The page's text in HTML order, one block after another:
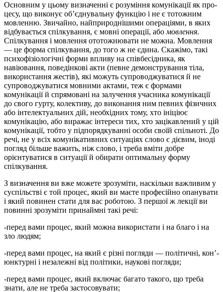
Основним у цьому визначенні є розуміння комунікації як про­
цесу, що виконує об’єднувальну функцію і не є тотож­­­ним
мовлен­ню. Звичайно, найприроднішими операціями, в яких
відбувається спілкування, є мовні операції, абомовлення.
Спілкування і мов­лен­ня ототож­нювати не можна. Мовлення
— це форма спілкуван­ня, до того ж не єдина. Скажімо, такі
психофізіологічні форми впливу на співбесідника, як
навіювання, поведінкові акти (певне демонстрування тіла,
використання жестів), які можуть супрово­джуватися й не
супроводжуватися мовними актами, теж є форма­ми
комунікації й спрямовані на залучення учасника комунікації
до свого гурту, колективу, до виконання ним певних фізичних
або ін­те­лек­туальних дій, необхід­них тому, хто ініціює
комунікацію, або виражає інтереси тих, хто зацікавлений у цій
комунікації, тоб­то у підпорядкуванні особи своїй спільноті. До
речі, не у всіх комуні­ка­тивних ситуаціях слово є дієвим, іноді
погляд більше важить, ніж слово, і треба вміти добре
орієнтуватися в ситуації й обирати оптимальну форму
спілкування.
З визначення ви вже можете зрозуміти, наскільки важливим у
суспільстві є той процес, який ви маєте професійно опанувати
і який повинен стати для вас роботою. З першої ж лекції ви
по­винні зрозуміти принаймні такі речі:
-перед вами процес, який можна використати і на благо і на
зло людям;
-перед вами процес, на який є різні погляди — політичні, кон’­
юнктур­ні і незалежні від політики, наукові погляди;
-перед вами процес, який включає багато такого, що треба
знати, але не треба застосовувати;